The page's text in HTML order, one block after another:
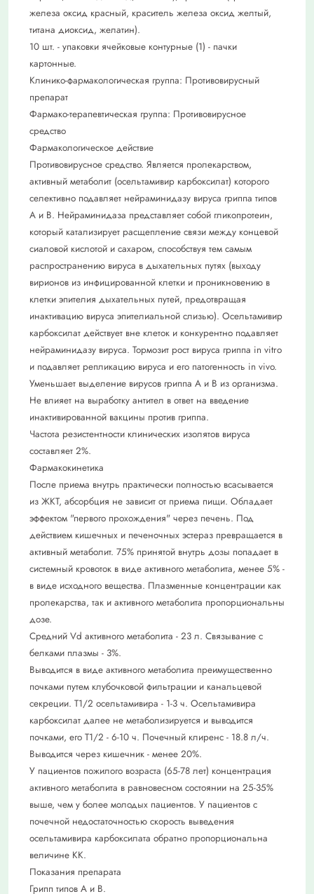
железа оксид красный, краситель железа оксид желтый,
титана диоксид, желатин).
10 шт. - упаковки ячейковые контурные (1) - пачки
картонные.
Клинико-фармакологическая группа: Противовирусный
препарат
Фармако-терапевтическая группа: Противовирусное
средство
Фармакологическое действие
Противовирусное средство. Является пролекарством,
активный метаболит (осельтамивир карбоксилат) которого
селективно подавляет нейраминидазу вируса гриппа типов
А и В. Нейраминидаза представляет собой гликопротеин,
который катализирует расщепление связи между концевой
сиаловой кислотой и сахаром, способствуя тем самым
распространению вируса в дыхательных путях (выходу
вирионов из инфицированной клетки и проникновению в
клетки эпителия дыхательных путей, предотвращая
инактивацию вируса эпителиальной слизью). Осельтамивир
карбоксилат действует вне клеток и конкурентно подавляет
нейраминидазу вируса. Тормозит рост вируса гриппа in vitro
и подавляет репликацию вируса и его патогенность in vivo.
Уменьшает выделение вирусов гриппа А и В из организма.
Не влияет на выработку антител в ответ на введение
инактивированной вакцины против гриппа.
Частота резистентности клинических изолятов вируса
составляет 2%.
Фармакокинетика
После приема внутрь практически полностью всасывается
из ЖКТ, абсорбция не зависит от приема пищи. Обладает
эффектом "первого прохождения" через печень. Под
действием кишечных и печеночных эстераз превращается в
активный метаболит. 75% принятой внутрь дозы попадает в
системный кровоток в виде активного метаболита, менее 5% -
в виде исходного вещества. Плазменные концентрации как
пролекарства, так и активного метаболита пропорциональны
дозе.
Средний Vd активного метаболита - 23 л. Связывание с
белками плазмы - 3%.
Выводится в виде активного метаболита преимущественно
почками путем клубочковой фильтрации и канальцевой
секреции. T1/2 осельтамивира - 1-3 ч. Осельтамивира
карбоксилат далее не метаболизируется и выводится
почками, его T1/2 - 6-10 ч. Почечный клиренс - 18.8 л/ч.
Выводится через кишечник - менее 20%.
У пациентов пожилого возраста (65-78 лет) концентрация
активного метаболита в равновесном состоянии на 25-35%
выше, чем у более молодых пациентов. У пациентов с
почечной недостаточностью скорость выведения
осельтамивира карбоксилата обратно пропорциональна
величине КК.
Показания препарата
Грипп типов А и В.